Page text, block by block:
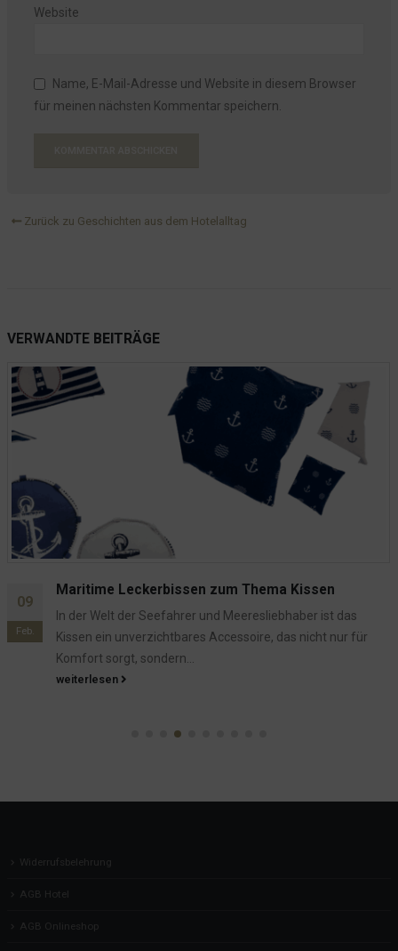
Website
Name, E-Mail-Adresse und Website in diesem Browser
für meinen nächsten Kommentar speichern.
Zurück zu Geschichten aus dem Hotelalltag
VERWANDTE BEITRÄGE
23
März
Maritimes Gedöns
Unsere Willkommenstüte ist sehr beliebt. Auch im
Onlineshop wird sie viel gekauft und bekommt gute
Bewertungen. Nun ist diese Tüte...
weiterlesen
Widerrufsbelehrung
AGB Hotel
AGB Onlineshop